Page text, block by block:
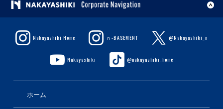
Nakayashiki Home ｎ-BASEMENT @Nakayashiki_n
Nakayashiki @nakayashiki_home
ホーム